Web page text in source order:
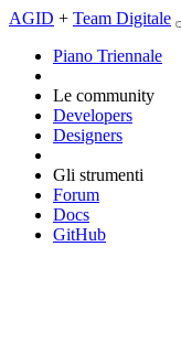
AGID + Team Digitale
Piano Triennale
Le community
Developers
Designers
Gli strumenti
Forum
Docs
GitHub